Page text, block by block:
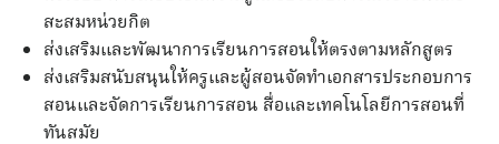
สะสมหน่วยกิต
ส่งเสริมและพัฒนาการเรียนการสอนให้ตรงตามหลักสูตร
ส่งเสริมสนับสนุนให้ครูและผู้สอนจัดทำเอกสารประกอบการ
สอนและจัดการเรียนการสอน สื่อและเทคโนโลยีการสอนที่
ทันสมัย